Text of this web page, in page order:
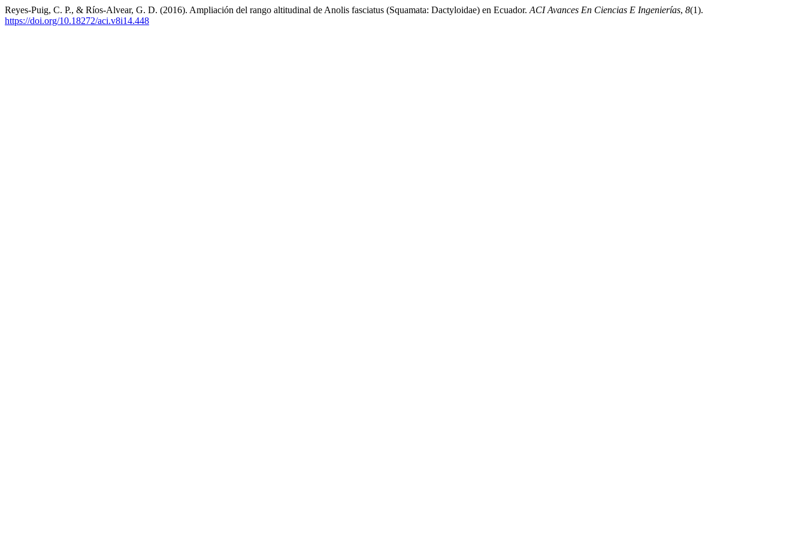
Reyes-Puig, C. P., & Ríos-Alvear, G. D. (2016). Ampliación del rango altitudinal de Anolis fasciatus (Squamata: Dactyloidae) en Ecuador. ACI Avances En Ciencias E Ingenierías, 8(1).
https://doi.org/10.18272/aci.v8i14.448